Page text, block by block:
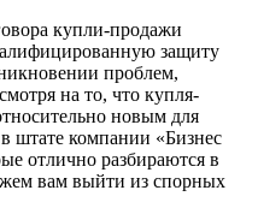
купли-продажи
защиту
проблем,
на то, что купля-
новым для
штате компании «Бизнес
отлично разбираются в
вам выйти из спорных